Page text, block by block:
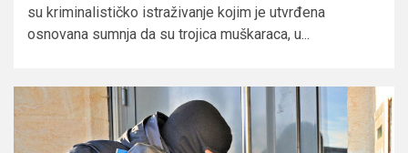
su kriminalističko istraživanje kojim je utvrđena
osnovana sumnja da su trojica muškaraca, u...